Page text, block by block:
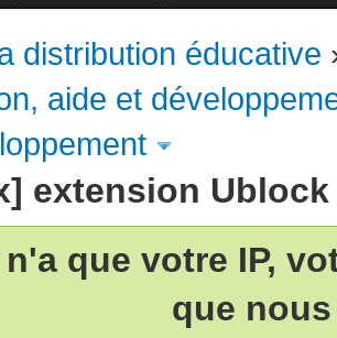
distribution éducative
aide et
extension
que votre IP,
que